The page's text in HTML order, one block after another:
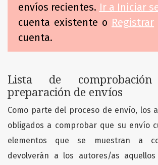
envíos recientes. Ir a Iniciar
cuenta existente o Registrar
cuenta.
Lista de
preparación de envíos
Como parte del proceso de envío, los
obligados a comprobar que su envío
elementos que se muestran a
devolverán a los autores/as